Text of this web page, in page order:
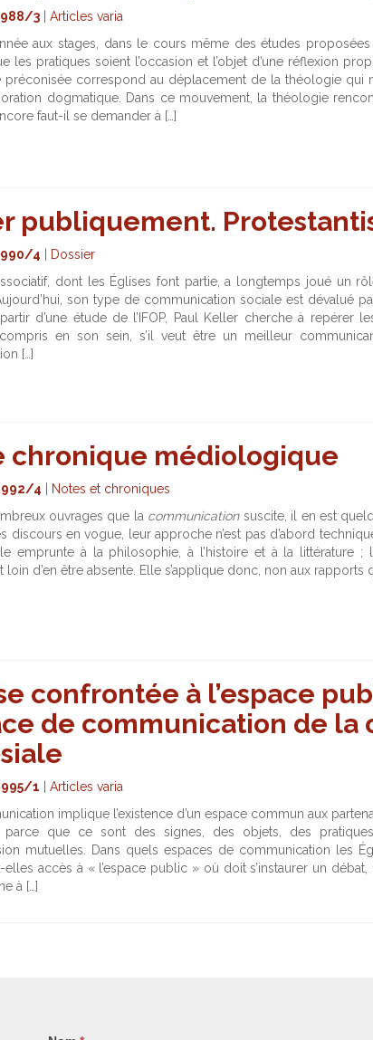
3| Articles varia
aux stages, dans le cours même des études
les pratiques soient l’occasion et l’objet d’une réflexion
préconisée correspond au déplacement de la théologie qui
dogmatique. Dans ce mouvement, la théologie
faut-il se demander à […]
publiquement.
4
Dossier
dont les Églises font partie, a longtemps joué un
son type de communication sociale est dévalué
d’une étude de l’IFOP, Paul Keller cherche à repérer
en son sein, s’il veut être un meilleur
[…]
chronique médiologique
4
Notes et chroniques
ouvrages que la communicationsuscite, il en est
discours en vogue, leur approche n’est pas d’abord
emprunte à la philosophie, à l’histoire et à la littérature
d’en être absente. Elle s’applique donc, non aux rapports
confrontée à l’espace
de communication de la
1
Articles varia
implique l’existence d’un espace commun aux
parce que ce sont des signes, des objets, des
mutuelles. Dans quels espaces de communication les
elles accès à « l’espace public » où doit s’instaurer un
à […]